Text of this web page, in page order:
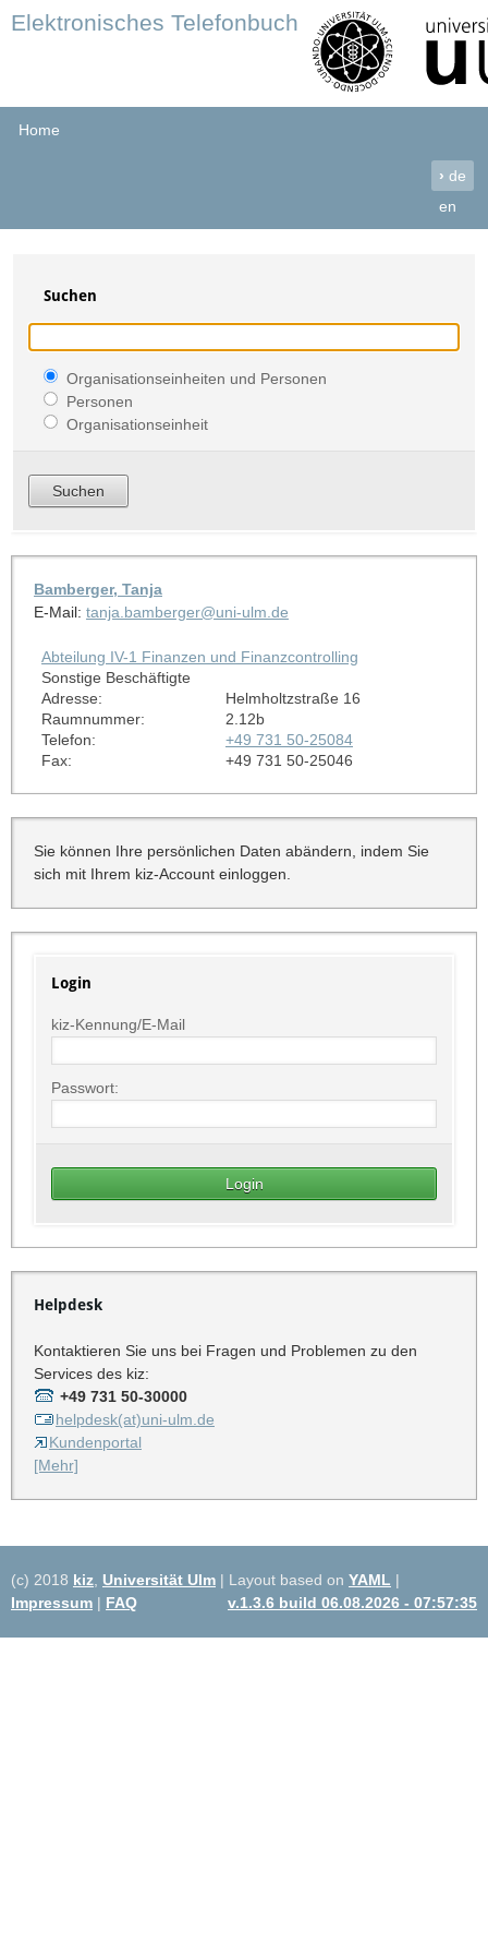
Elektronisches Telefonbuch
Home
› de
en
Suchen
Organisationseinheiten und Personen
Personen
Organisationseinheit
Bamberger, Tanja
E-Mail: tanja.bamberger@uni-ulm.de
Abteilung IV-1 Finanzen und Finanzcontrolling
Sonstige Beschäftigte
Adresse:
Helmholtzstraße 16
Raumnummer:
2.12b
Telefon:
+49 731 50-25084
Fax:
+49 731 50-25046
Sie können Ihre persönlichen Daten abändern, indem Sie
sich mit Ihrem kiz-Account einloggen.
Login
kiz-Kennung/E-Mail
Passwort:
Helpdesk
Kontaktieren Sie uns bei Fragen und Problemen zu den
Services des kiz:
+49 731 50-30000
helpdesk(at)uni-ulm.de
Kundenportal
[Mehr]
(c) 2018 kiz Universität Ulm | Layout based on YAML |
Impressum | FAQ v.1.3.6 build 06.08.2026 - 07:57:35